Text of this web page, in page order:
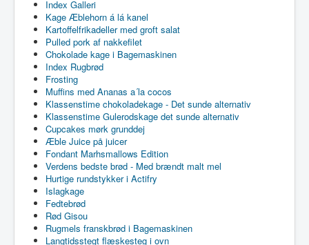
Index Galleri
Kage Æblehorn á lá kanel
Kartoffelfrikadeller med groft salat
Pulled pork af nakkefilet
Chokolade kage i Bagemaskinen
Index Rugbrød
Frosting
Muffins med Ananas a´la cocos
Klassenstime chokoladekage - Det sunde alternativ
Klassenstime Gulerodskage det sunde alternativ
Cupcakes mørk grunddej
Æble Juice på juicer
Fondant Marhsmallows Edition
Verdens bedste brød - Med brændt malt mel
Hurtige rundstykker i Actifry
Islagkage
Fedtebrød
Rød Gisou
Rugmels franskbrød i Bagemaskinen
Langtidsstegt flæskesteg i ovn